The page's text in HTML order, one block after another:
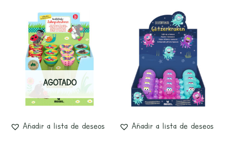
AGOTADO
Añadir a lista de deseos Añadir a lista de deseos